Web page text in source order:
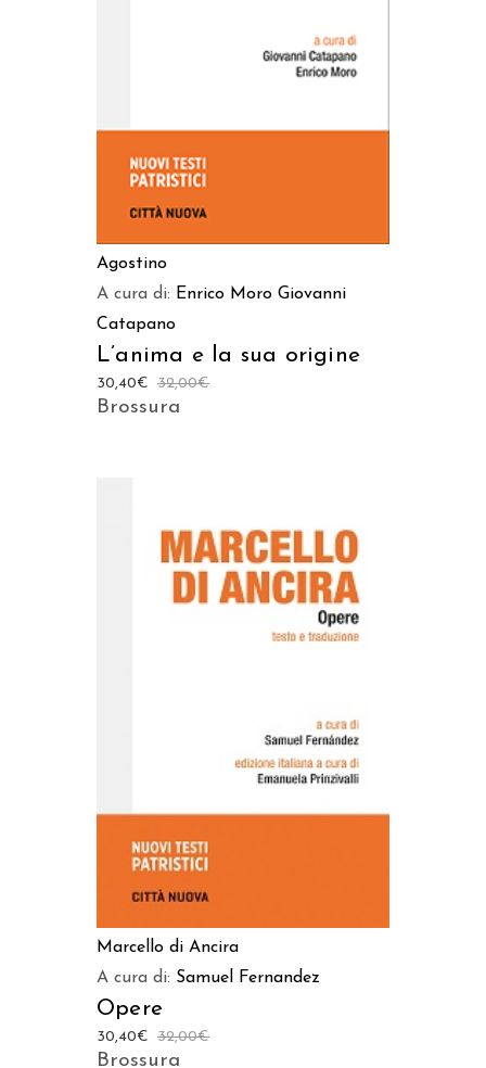
Agostino
A cura di: Enrico Moro Giovanni
Catapano
L’anima e la sua origine
32,00€
30,40€
Brossura
Marcello di Ancira
A cura di: Samuel Fernandez
Opere
32,00€
30,40€
Brossura